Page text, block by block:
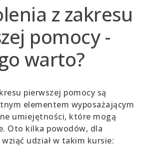
z zakresu
pomocy -
warto?
pierwszej pomocy są
elementem wyposażającym
umiejętności, które mogą
Oto kilka powodów, dla
udział w takim kursie: